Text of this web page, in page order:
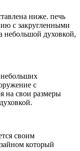
ниже. печь
с закругленными
духовкой,
с
на свои размеры
своим
который